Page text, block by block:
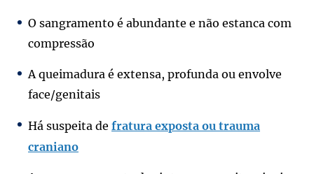
O sangramento é abundante e não estanca com
compressão
A queimadura é extensa, profunda ou envolve
face/genitais
Há suspeita de fratura exposta ou trauma
craniano